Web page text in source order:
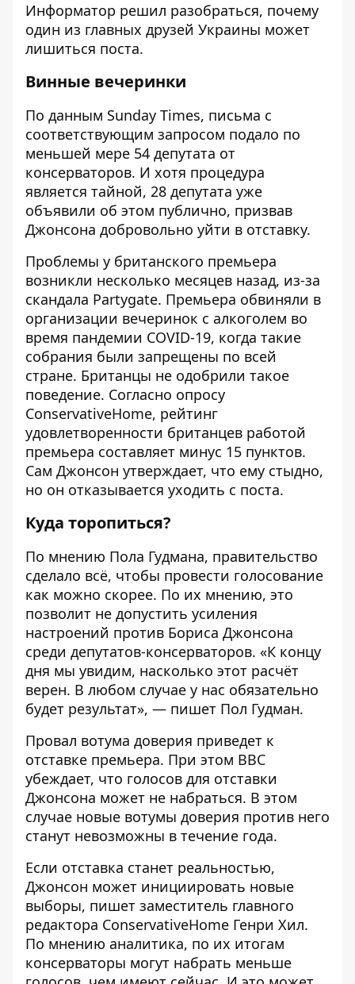
Информатор решил разобраться, почему
один из главных друзей Украины может
лишиться поста.
Винные вечеринки
По данным Sunday Times, письма с
соответствующим запросом подало по
меньшей мере 54 депутата от
консерваторов. И хотя процедура
является тайной, 28 депутата уже
объявили об этом публично, призвав
Джонсона добровольно уйти в отставку.
Проблемы у британского премьера
возникли несколько месяцев назад, из-за
скандала Partygate. Премьера обвиняли в
организации вечеринок с алкоголем во
время пандемии COVID-19, когда такие
собрания были запрещены по всей
стране. Британцы не одобрили такое
поведение. Согласно опросу
ConservativeHome, рейтинг
удовлетворенности британцев работой
премьера составляет минус 15 пунктов.
Сам Джонсон утверждает, что ему стыдно,
но он отказывается уходить с поста.
Куда торопиться?
По мнению Пола Гудмана, правительство
сделало всё, чтобы провести голосование
как можно скорее. По их мнению, это
позволит не допустить усиления
настроений против Бориса Джонсона
среди депутатов-консерваторов. «К концу
дня мы увидим, насколько этот расчёт
верен. В любом случае у нас обязательно
будет результат», — пишет Пол Гудман.
Провал вотума доверия приведет к
отставке премьера. При этом BBC
убеждает, что голосов для отставки
Джонсона может не набраться. В этом
случае новые вотумы доверия против него
станут невозможны в течение года.
Если отставка станет реальностью,
Джонсон может инициировать новые
выборы, пишет заместитель главного
редактора ConservativeHome Генри Хил.
По мнению аналитика, по их итогам
консерваторы могут набрать меньше